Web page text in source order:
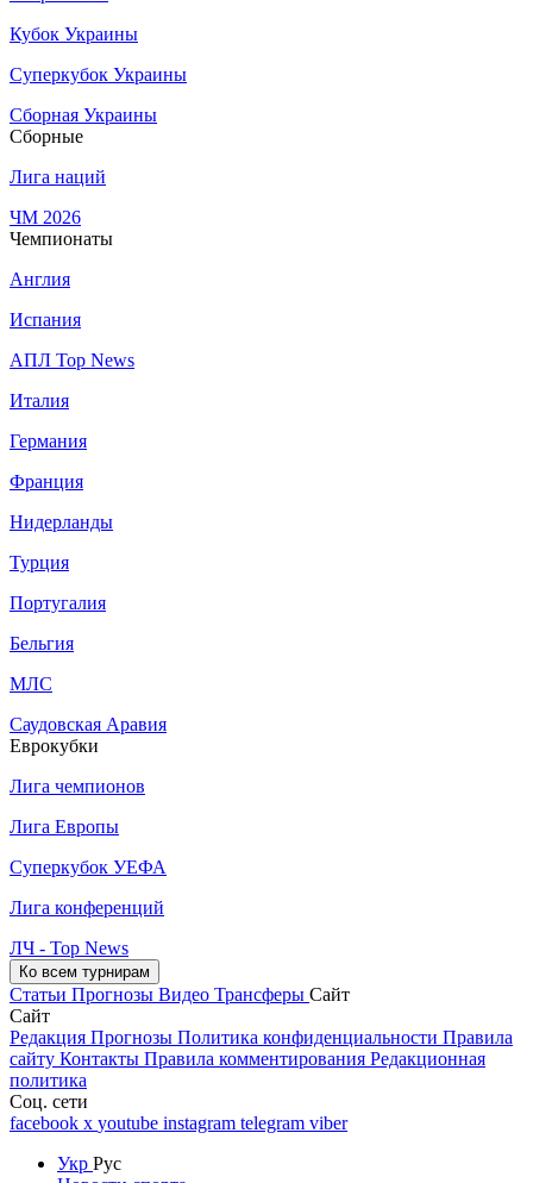
Кубок Украины
Суперкубок Украины
Сборная Украины
Сборные
Лига наций
ЧМ 2026
Чемпионаты
Англия
Испания
АПЛ Top News
Италия
Германия
Франция
Нидерланды
Турция
Португалия
Бельгия
МЛС
Саудовская Аравия
Еврокубки
Лига чемпионов
Лига Европы
Суперкубок УЕФА
Лига конференций
ЛЧ - Top News
Ко всем турнирам
Статьи Прогнозы Видео Трансферы Сайт
Сайт
Редакция Прогнозы Политика конфиденциальности Правила
сайту Контакты Правила комментирования Редакционная
политика
Соц. сети
facebook x youtube instagram telegram viber
Укр Рус